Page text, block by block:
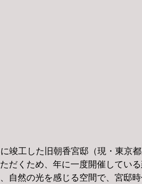
竣工した旧朝香宮邸（現・東京
だくため、年に一度開催してい
自然の光を感じる空間で、宮邸